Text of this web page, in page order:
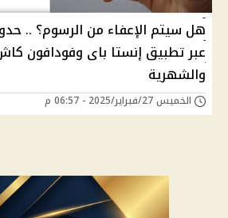
هل سيتم الإعفاء من الرسوم؟ ..
عبر تطبيق إنستا باى وفودافون
والشهرية
الخميس 27/فبراير/2025 - 06:57 م